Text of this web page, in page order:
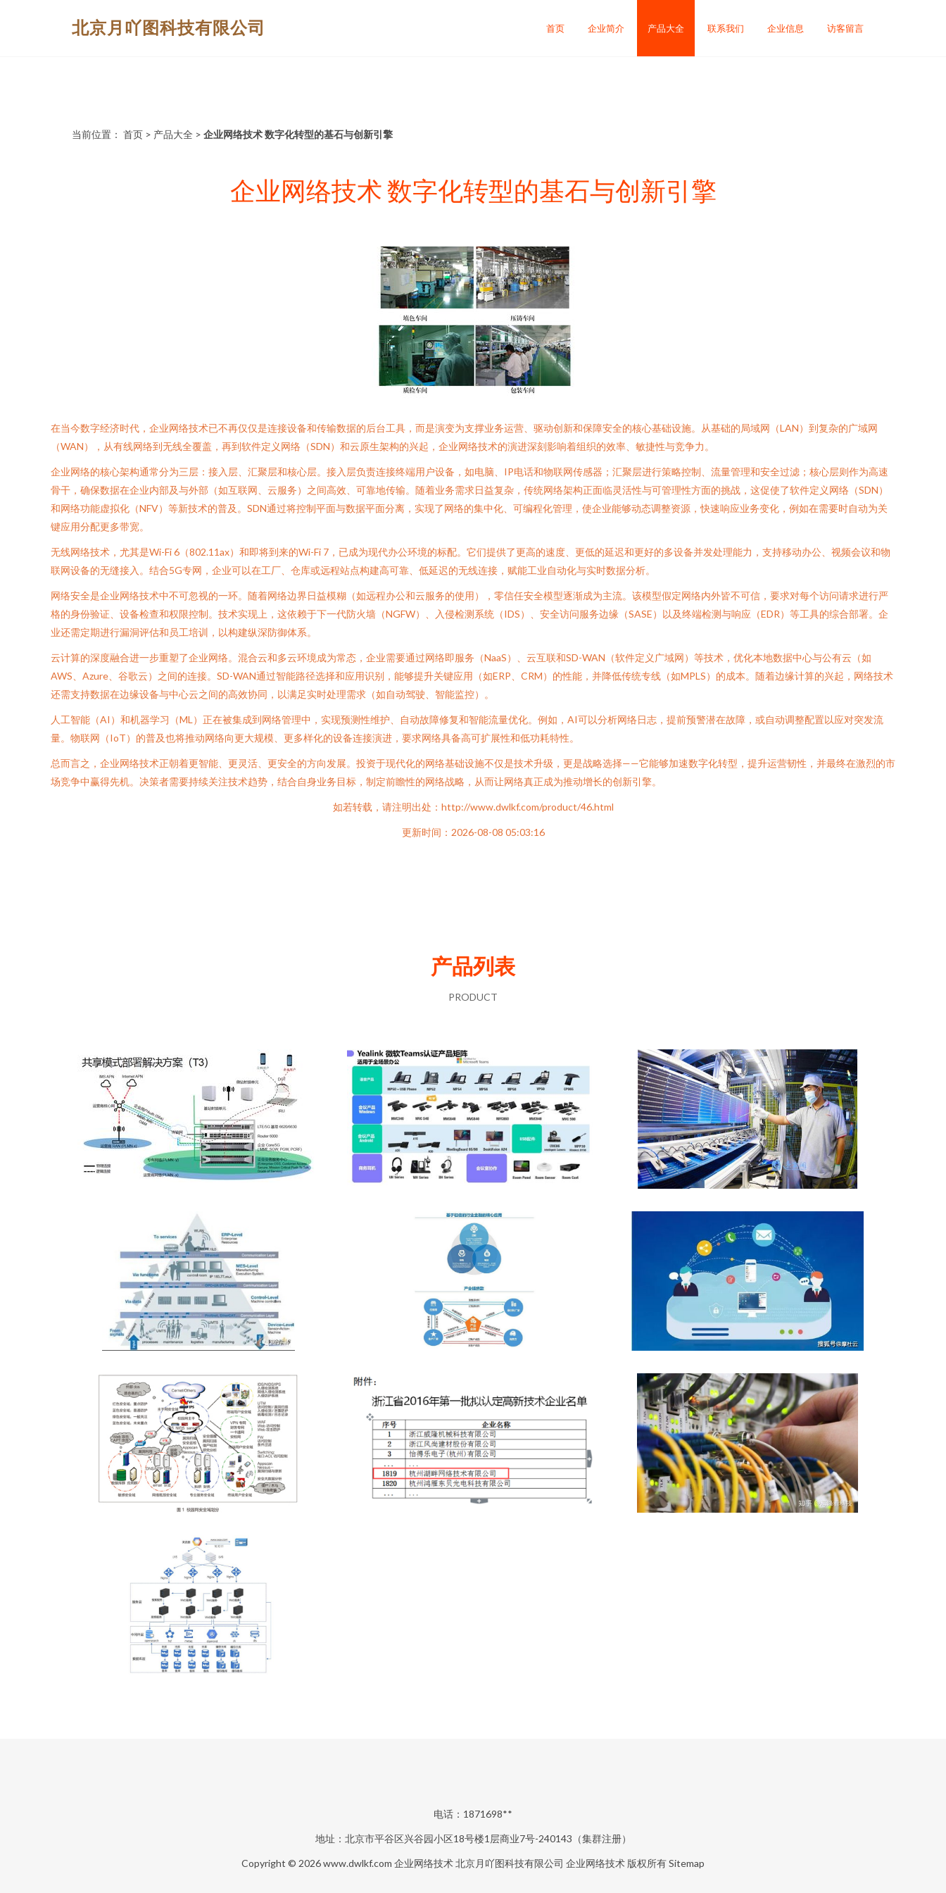
北京月吖图科技有限公司 首页 企业简介 产品大全 联系我们 企业信息 访客留言
当前位置： 首页 > 产品大全 > 企业网络技术 数字化转型的基石与创新引擎
企业网络技术 数字化转型的基石与创新引擎
在当今数字经济时代，企业网络技术已不再仅仅是连接设备和传输数据的后台工具，而是演变为支撑业务运营、驱动创新和保障安全的核心基础设施。从基础的局域网（LAN）到复杂的广域网
（WAN），从有线网络到无线全覆盖，再到软件定义网络（SDN）和云原生架构的兴起，企业网络技术的演进深刻影响着组织的效率、敏捷性与竞争力。
企业网络的核心架构通常分为三层：接入层、汇聚层和核心层。接入层负责连接终端用户设备，如电脑、IP电话和物联网传感器；汇聚层进行策略控制、流量管理和安全过滤；核心层则作为高速
骨干，确保数据在企业内部及与外部（如互联网、云服务）之间高效、可靠地传输。随着业务需求日益复杂，传统网络架构正面临灵活性与可管理性方面的挑战，这促使了软件定义网络（SDN）
和网络功能虚拟化（NFV）等新技术的普及。SDN通过将控制平面与数据平面分离，实现了网络的集中化、可编程化管理，使企业能够动态调整资源，快速响应业务变化，例如在需要时自动为关
键应用分配更多带宽。
无线网络技术，尤其是Wi-Fi 6（802.11ax）和即将到来的Wi-Fi 7，已成为现代办公环境的标配。它们提供了更高的速度、更低的延迟和更好的多设备并发处理能力，支持移动办公、视频会议和物
联网设备的无缝接入。结合5G专网，企业可以在工厂、仓库或远程站点构建高可靠、低延迟的无线连接，赋能工业自动化与实时数据分析。
网络安全是企业网络技术中不可忽视的一环。随着网络边界日益模糊（如远程办公和云服务的使用），零信任安全模型逐渐成为主流。该模型假定网络内外皆不可信，要求对每个访问请求进行严
格的身份验证、设备检查和权限控制。技术实现上，这依赖于下一代防火墙（NGFW）、入侵检测系统（IDS）、安全访问服务边缘（SASE）以及终端检测与响应（EDR）等工具的综合部署。企
业还需定期进行漏洞评估和员工培训，以构建纵深防御体系。
云计算的深度融合进一步重塑了企业网络。混合云和多云环境成为常态，企业需要通过网络即服务（NaaS）、云互联和SD-WAN（软件定义广域网）等技术，优化本地数据中心与公有云（如
AWS、Azure、谷歌云）之间的连接。SD-WAN通过智能路径选择和应用识别，能够提升关键应用（如ERP、CRM）的性能，并降低传统专线（如MPLS）的成本。随着边缘计算的兴起，网络技术
还需支持数据在边缘设备与中心云之间的高效协同，以满足实时处理需求（如自动驾驶、智能监控）。
人工智能（AI）和机器学习（ML）正在被集成到网络管理中，实现预测性维护、自动故障修复和智能流量优化。例如，AI可以分析网络日志，提前预警潜在故障，或自动调整配置以应对突发流
量。物联网（IoT）的普及也将推动网络向更大规模、更多样化的设备连接演进，要求网络具备高可扩展性和低功耗特性。
总而言之，企业网络技术正朝着更智能、更灵活、更安全的方向发展。投资于现代化的网络基础设施不仅是技术升级，更是战略选择——它能够加速数字化转型，提升运营韧性，并最终在激烈的市
场竞争中赢得先机。决策者需要持续关注技术趋势，结合自身业务目标，制定前瞻性的网络战略，从而让网络真正成为推动增长的创新引擎。
如若转载，请注明出处：http://www.dwlkf.com/product/46.html
更新时间：2026-08-08 05:03:16
产品列表
PRODUCT
电话：1871698**
地址：北京市平谷区兴谷园小区18号楼1层商业7号-240143（集群注册）
Copyright © 2026www.dwlkf.com 企业网络技术北京月吖图科技有限公司 企业网络技术 版权所有Sitemap